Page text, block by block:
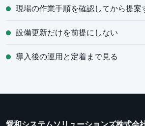
現場の作業手順を確認してから提案
設備更新だけを前提にしない
導入後の運用と定着まで見る